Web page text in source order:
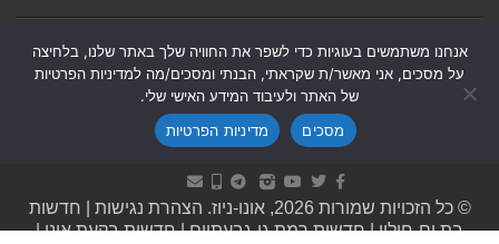
© כל הזכויות שמורות 2026, אונו-ניוז. הצהרת נגישות
חדשות
בת ים-חולון|חדשות רמת גן-גבעתיים|חדשות בקעת אונו|
אנחנו משתמשים בעוגיות כדי לשפר את החוויה שלך באתר שלנו, בלחיצה
על מסכים, אני מאשר/ת שקראתי, הבנתי ומסכים/מה למדיניות הפרטיות
של האתר ולעיבוד המידע האישי שלי.
מסכים
מדיניות הפרטיות